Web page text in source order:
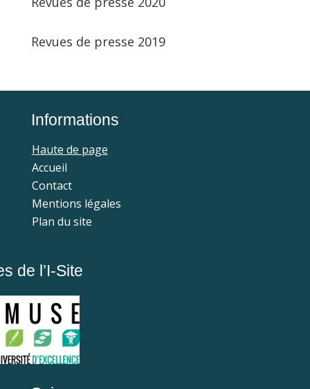
Revues de presse 2019
Informations
Haute de page
Accueil
Contact
Mentions légales
Plan du site
de l’I-Site